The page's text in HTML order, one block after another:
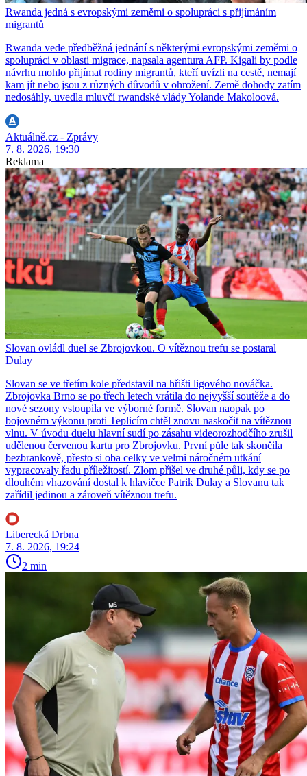
Rwanda jedná s evropskými zeměmi o spolupráci s přijímáním
migrantů
Rwanda vede předběžná jednání s některými evropskými zeměmi o
spolupráci v oblasti migrace, napsala agentura AFP. Kigali by podle
návrhu mohlo přijímat rodiny migrantů, kteří uvízli na cestě, nemají
kam jít nebo jsou z různých důvodů v ohrožení. Země dohody zatím
nedosáhly, uvedla mluvčí rwandské vlády Yolande Makoloová.
Aktuálně.cz - Zprávy
7. 8. 2026, 19:30
Reklama
Slovan ovládl duel se Zbrojovkou. O vítěznou trefu se postaral
Dulay
Slovan se ve třetím kole představil na hřišti ligového nováčka.
Zbrojovka Brno se po třech letech vrátila do nejvyšší soutěže a do
nové sezony vstoupila ve výborné formě. Slovan naopak po
bojovném výkonu proti Teplicím chtěl znovu naskočit na vítěznou
vlnu. V úvodu duelu hlavní sudí po zásahu videorozhodčího zrušil
udělenou červenou kartu pro Zbrojovku. První půle tak skončila
bezbrankově, přesto si oba celky ve velmi náročném utkání
vypracovaly řadu příležitostí. Zlom přišel ve druhé půli, kdy se po
dlouhém vhazování dostal k hlavičce Patrik Dulay a Slovanu tak
zařídil jedinou a zároveň vítěznou trefu.
Liberecká Drbna
7. 8. 2026, 19:24
2 min